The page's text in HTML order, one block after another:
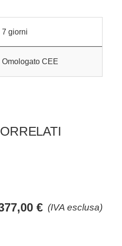
7 giorni
Omologato CEE
(IVA esclusa)
€